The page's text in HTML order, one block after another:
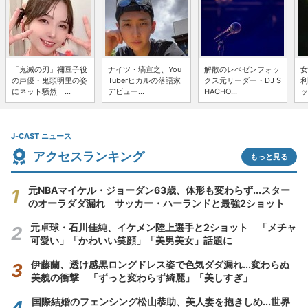
「鬼滅の刃」禰豆子役
の声優・鬼頭明里の姿
にネット騒然 ...
ナイツ・塙宣之、You
Tuberヒカルの落語家
デビュー...
解散のレペゼンフォッ
クス元リーダー・DJ S
HACHO...
J-CAST ニュース
アクセスランキング もっと見る
元NBAマイケル・ジョーダン63歳、体形も変わらず...スター
のオーラダダ漏れ サッカー・ハーランドと最強2ショット
元卓球・石川佳純、イケメン陸上選手と2ショット 「メチャ
可愛い」「かわいい笑顔」「美男美女」話題に
伊藤蘭、透け感黒ロングドレス姿で色気ダダ漏れ...変わらぬ
美貌の衝撃 「ずっと変わらず綺麗」「美しすぎ」
国際結婚のフェンシング松山恭助、美人妻を抱きしめ...世界